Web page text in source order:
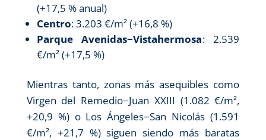
(+17,5 % anual)
Centro: 3.203 €/m² (+16,8 %)
Parque Avenidas−Vistahermosa: 2.539
€/m² (+17,5 %)
Mientras tanto, zonas más asequibles como
Virgen del Remedio−Juan XXIII (1.082 €/m²,
+20,9 %) o Los Ángeles−San Nicolás (1.591
€/m², +21,7 %) siguen siendo más baratas